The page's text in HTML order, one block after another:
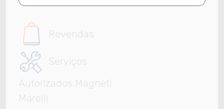
Revendas
Serviços
Autorizados Magneti
Marelli